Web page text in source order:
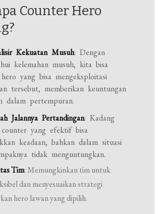
Counter Hero
Kekuatan Musuh: Dengan
kelemahan musuh, kita bisa
yang bisa mengeksploitasi
tersebut, memberikan keuntungan
dalam pertempuran.
Jalannya Pertandingan: Kadang
yang efektif bisa
keadaan, bahkan dalam situasi
tidak menguntungkan.
Tim: Memungkinkan tim untuk
dan menyesuaikan strategi
hero lawan yang dipilih.